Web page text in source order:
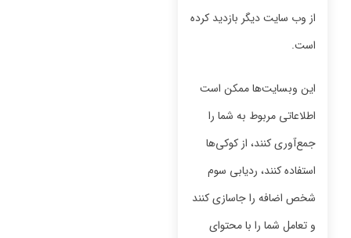
از وب سایت دیگر بازدید کرده
است.
این وبسایت‌ها ممکن است
اطلاعاتی مربوط به شما را
جمع‌آوری کنند، از کوکی‌ها
استفاده کنند، ردیابی سوم
شخص اضافه را جاسازی کنند
و تعامل شما را با محتوای